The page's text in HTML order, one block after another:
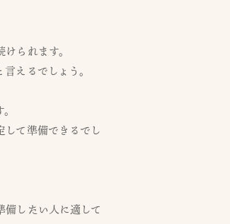
られます。
えるでしょう。
て準備できるでし
したい人に適して